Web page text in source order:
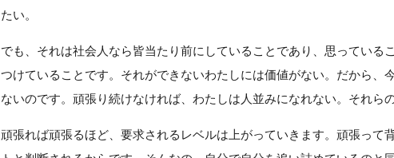
たい。
でも、それは社会人なら皆当たり前にしていることであり、思っている
つけていることです。それができないわたしには価値がない。だから、
ないのです。頑張り続けなければ、わたしは人並みになれない。それら
頑張れば頑張るほど、要求されるレベルは上がっていきます。頑張って